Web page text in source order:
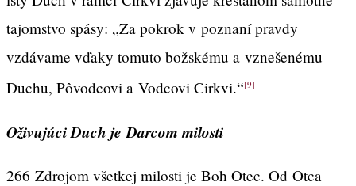
tajomstvo spásy: „Za pokrok v poznaní pravdy
vzdávame vďaky tomuto božskému a vznešenému
Duchu, Pôvodcovi a Vodcovi Cirkvi.“[9]
Oživujúci Duch je Darcom milosti
266 Zdrojom všetkej milosti je Boh Otec. Od Otca